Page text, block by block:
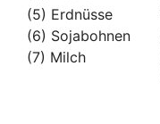
(5) Erdnüsse
(6) Sojabohnen
(7) Milch